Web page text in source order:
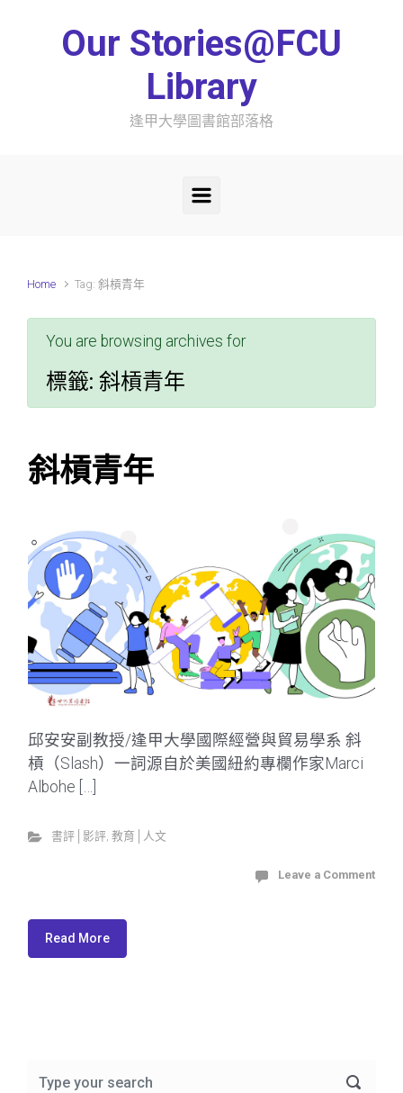
Our Stories@FCU
Library
逢甲大學圖書館部落格
Home Tag: 斜槓青年
You are browsing archives for
標籤: 斜槓青年
斜槓青年
邱安安副教授/逢甲大學國際經營與貿易學系 斜
槓（Slash）一詞源自於美國紐約專欄作家Marci
Albohe […]
書評│影評, 教育│人文
Leave a Comment
Read More